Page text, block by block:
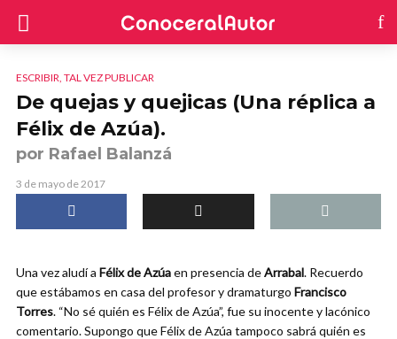
ESCRIBIR, TAL VEZ PUBLICAR
De quejas y quejicas (Una réplica a
Félix de Azúa).
por Rafael Balanzá
3 de mayo de 2017
Una vez aludí a Félix de Azúaen presencia deArrabal. Recuerdo
que estábamos en casa del profesor y dramaturgo Francisco
Torres. “No sé quién es Félix de Azúa”, fue su inocente y lacónico
comentario. Supongo que Félix de Azúa tampoco sabrá quién es